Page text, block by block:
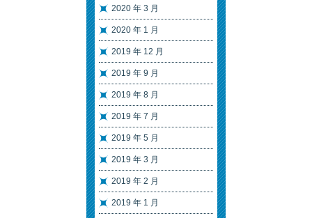
2020 年 3 月
2020 年 1 月
2019 年 12 月
2019 年 9 月
2019 年 8 月
2019 年 7 月
2019 年 5 月
2019 年 3 月
2019 年 2 月
2019 年 1 月